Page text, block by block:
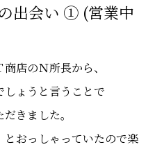
出会い ① (営業中
店のＮ所長から、
ょうと言うことで
きました。
おっしゃっていたので楽